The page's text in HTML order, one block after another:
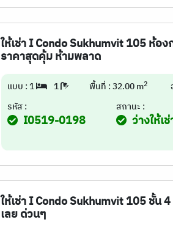
ให้เช่า I Condo Sukhumvit 105 ห้อ
ราคาสุดคุ้ม ห้ามพลาด
แบบ : 1 1 พื้นที่ : 32.00 m2
รหัส :
I0519-0198
สถานะ :
ว่างให้เ
ให้เช่า I Condo Sukhumvit 105 ชั้
เลย ด่วนๆ